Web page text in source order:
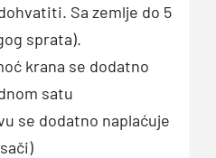
Sa zemlje do 5
sprata).
krana se dodatno
satu
se dodatno naplaćuje